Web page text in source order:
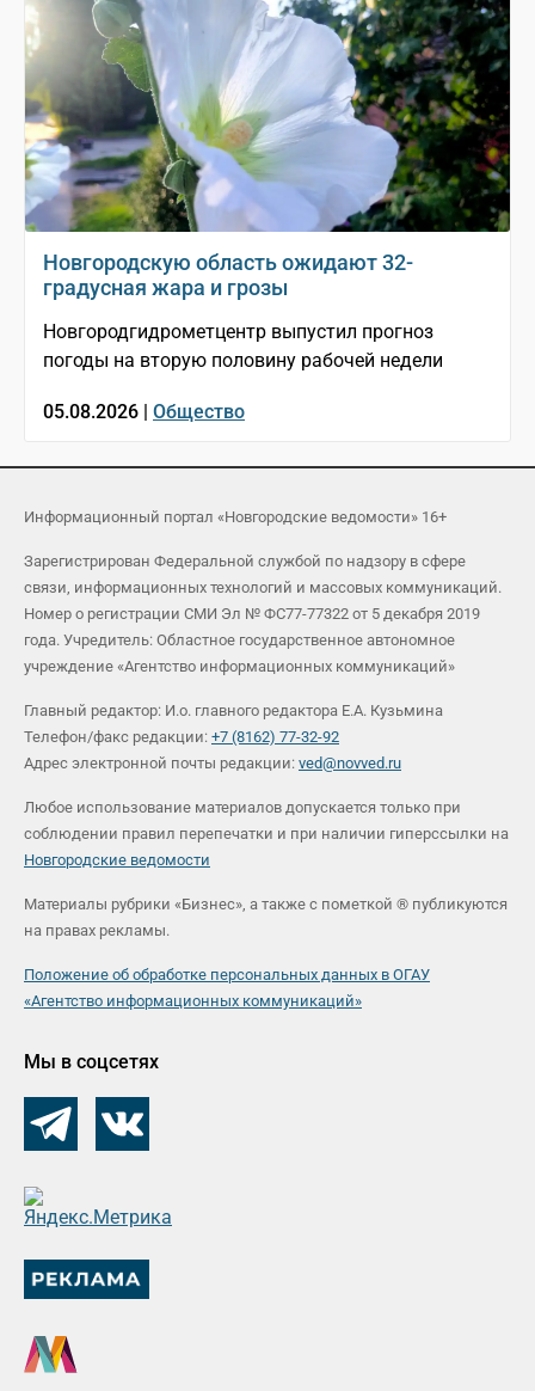
Новгородскую область ожидают 32-
градусная жара и грозы
Новгородгидрометцентр выпустил прогноз
погоды на вторую половину рабочей недели
05.08.2026 | Общество
Информационный портал «Новгородские ведомости» 16+
Зарегистрирован Федеральной службой по надзору в сфере
связи, информационных технологий и массовых коммуникаций.
Номер о регистрации СМИ Эл № ФС77-77322 от 5 декабря 2019
года. Учредитель: Областное государственное автономное
учреждение «Агентство информационных коммуникаций»
Главный редактор: И.о. главного редактора Е.А. Кузьмина
Телефон/факс редакции: +7 (8162) 77-32-92
Адрес электронной почты редакции: ved@novved.ru
Любое использование материалов допускается только при
соблюдении правил перепечатки и при наличии гиперссылки на
Новгородские ведомости
Материалы рубрики «Бизнес», а также с пометкой ® публикуются
на правах рекламы.
Положение об обработке персональных данных в ОГАУ
«Агентство информационных коммуникаций»
Мы в соцсетях